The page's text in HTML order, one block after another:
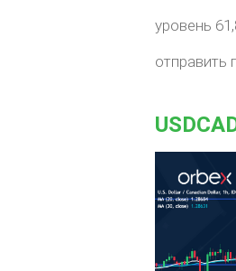
уровень
отправить